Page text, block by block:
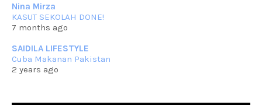
Jun 20 2023
RESIPI PISANG MUDA MASAK LEMAK
lemak ni che mat... read more
Mar 07 2023
Nina Mirza
KASUT SEKOLAH DONE!
7 months ago
SAIDILA LIFESTYLE
Cuba Makanan Pakistan
2 years ago